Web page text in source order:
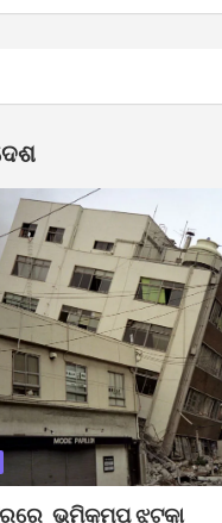
ଭୂମିକମ୍ପ ଝଟକା